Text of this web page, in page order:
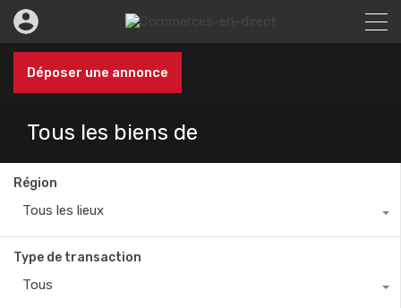
Déposer une annonce
Tous les biens de
Région
Tous les lieux
Type de transaction
Tous